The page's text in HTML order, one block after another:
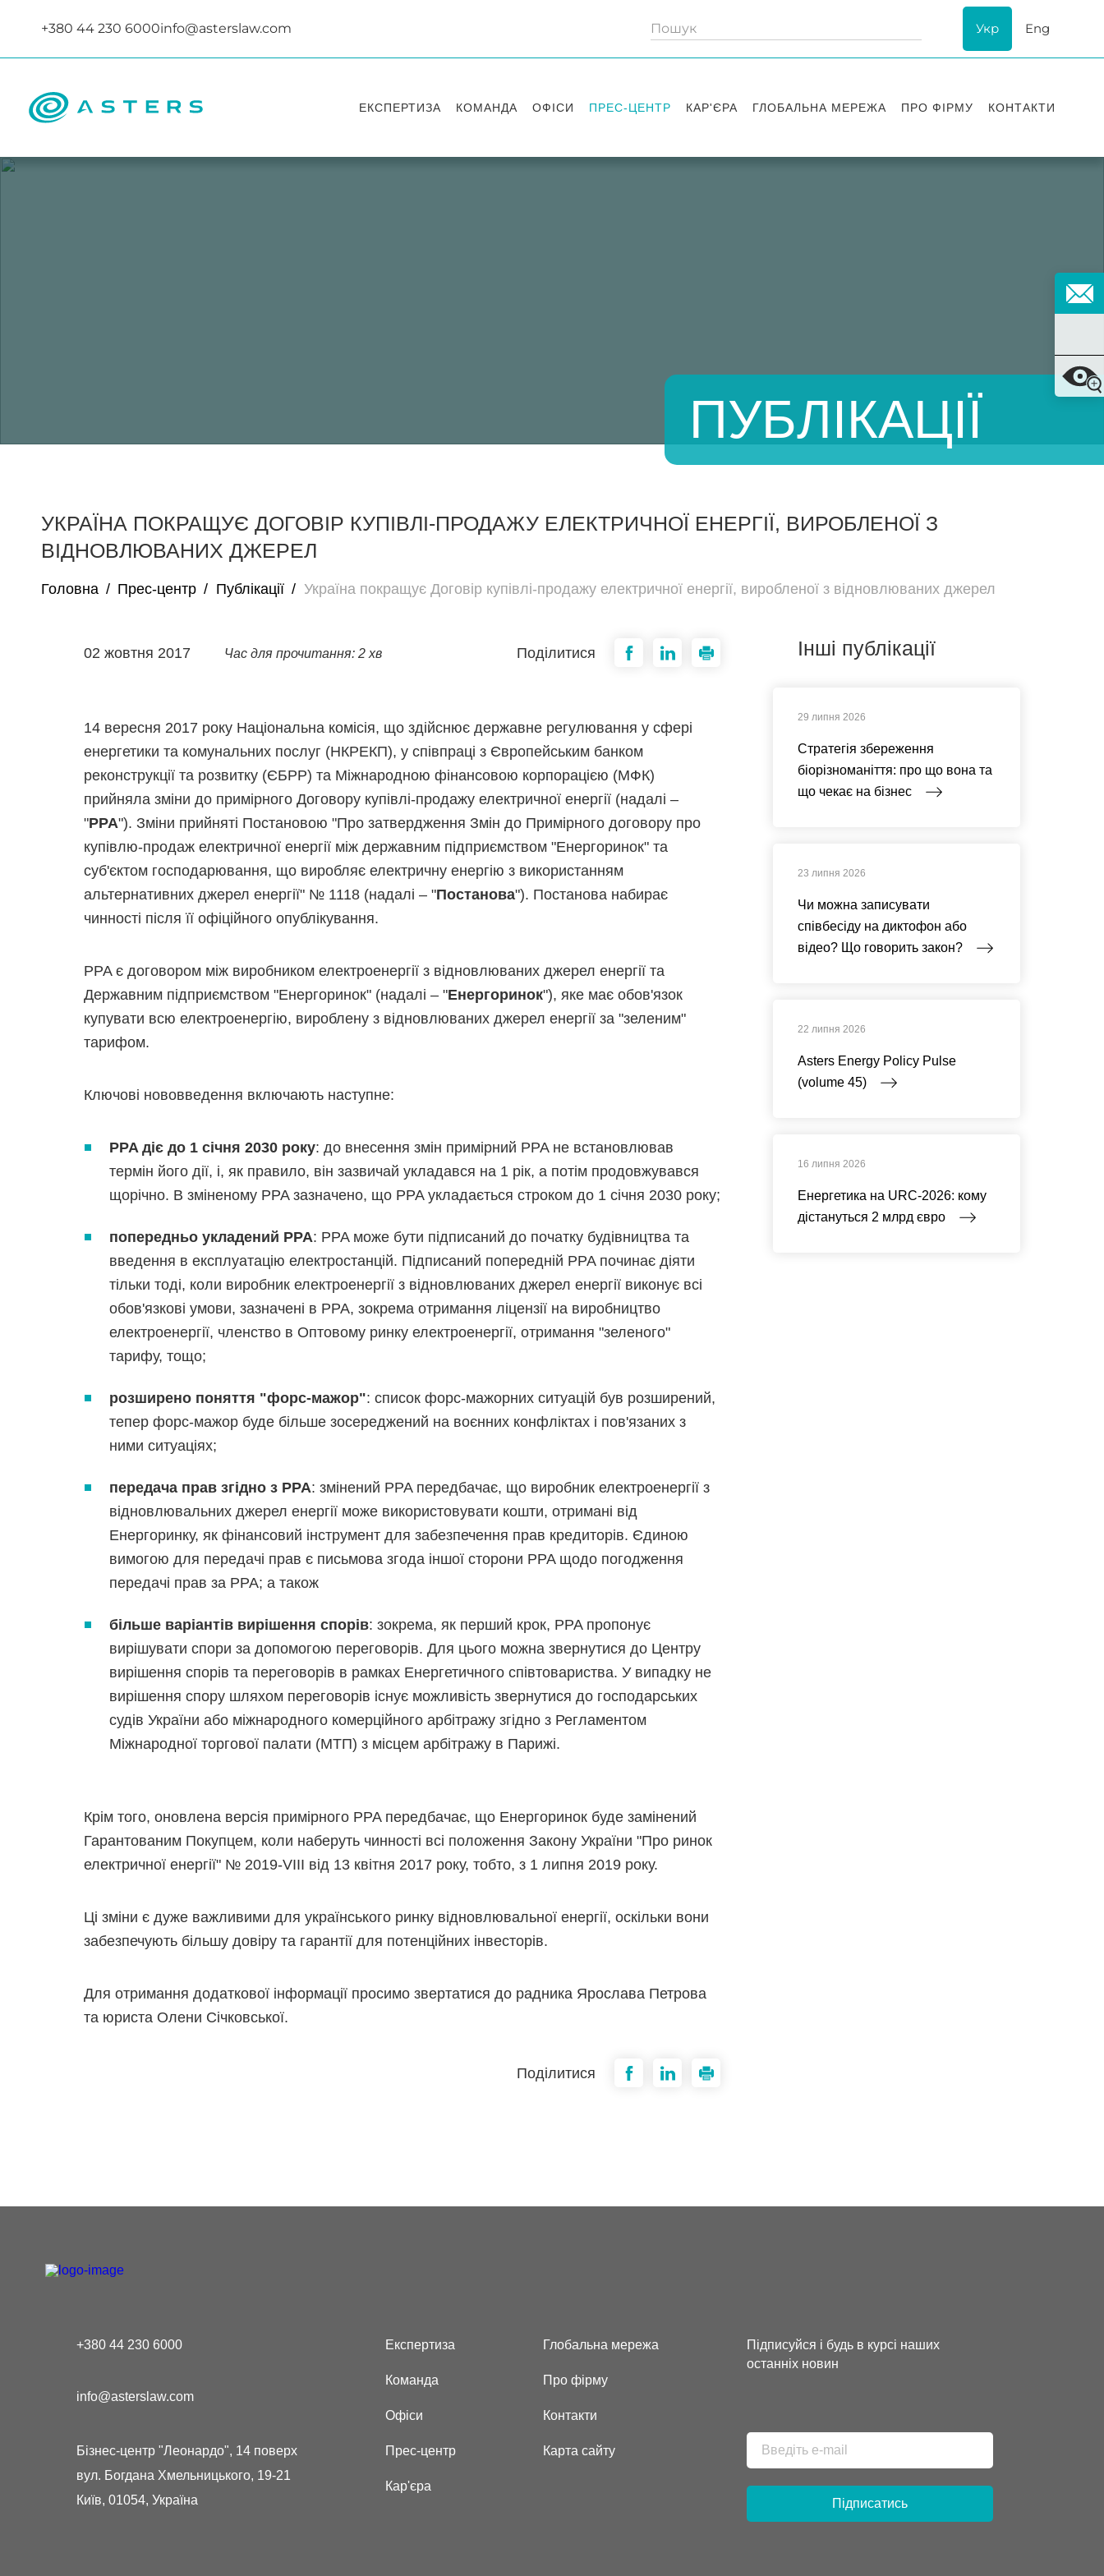
+380 44 230 6000info@asterslaw.com Укр Eng
ЕКСПЕРТИЗА КОМАНДА ОФІСИ ПРЕС-ЦЕНТР КАР'ЄРА ГЛОБАЛЬНА МЕРЕЖА ПРО ФІРМУ КОНТАКТИ
ПУБЛІКАЦІЇ
УКРАЇНА ПОКРАЩУЄ ДОГОВІР КУПІВЛІ-ПРОДАЖУ ЕЛЕКТРИЧНОЇ ЕНЕРГІЇ, ВИРОБЛЕНОЇ З
ВІДНОВЛЮВАНИХ ДЖЕРЕЛ
Головна / Прес-центр / Публікації / Україна покращує Договір купівлі-продажу електричної енергії, виробленої з відновлюваних джерел
02 жовтня 2017 Час для прочитання: 2 хв Поділитися
14 вересня 2017 року Національна комісія, що здійснює державне регулювання у сфері
енергетики та комунальних послуг (НКРЕКП), у співпраці з Європейським банком
реконструкції та розвитку (ЄБРР) та Міжнародною фінансовою корпорацією (МФК)
прийняла зміни до примірного Договору купівлі-продажу електричної енергії (надалі –
"PPA"). Зміни прийняті Постановою "Про затвердження Змін до Примірного договору про
купівлю-продаж електричної енергії між державним підприємством "Енергоринок" та
суб'єктом господарювання, що виробляє електричну енергію з використанням
альтернативних джерел енергії" № 1118 (надалі – "Постанова"). Постанова набирає
чинності після її офіційного опублікування.
PPA є договором між виробником електроенергії з відновлюваних джерел енергії та
Державним підприємством "Енергоринок" (надалі – "Енергоринок"), яке має обов'язок
купувати всю електроенергію, вироблену з відновлюваних джерел енергії за "зеленим"
тарифом.
Ключові нововведення включають наступне:
PPA діє до 1 січня 2030 року: до внесення змін примірний PPA не встановлював
термін його дії, і, як правило, він зазвичай укладався на 1 рік, а потім продовжувався
щорічно. В зміненому PPA зазначено, що PPA укладається строком до 1 січня 2030 року;
попередньо укладений PPA: PPA може бути підписаний до початку будівництва та
введення в експлуатацію електростанцій. Підписаний попередній PPA починає діяти
тільки тоді, коли виробник електроенергії з відновлюваних джерел енергії виконує всі
обов'язкові умови, зазначені в PPA, зокрема отримання ліцензії на виробництво
електроенергії, членство в Оптовому ринку електроенергії, отримання "зеленого"
тарифу, тощо;
розширено поняття "форс-мажор": список форс-мажорних ситуацій був розширений,
тепер форс-мажор буде більше зосереджений на воєнних конфліктах і пов'язаних з
ними ситуаціях;
передача прав згідно з PPA: змінений PPA передбачає, що виробник електроенергії з
відновлювальних джерел енергії може використовувати кошти, отримані від
Енергоринку, як фінансовий інструмент для забезпечення прав кредиторів. Єдиною
вимогою для передачі прав є письмова згода іншої сторони PPA щодо погодження
передачі прав за PPA; а також
більше варіантів вирішення спорів: зокрема, як перший крок, PPA пропонує
вирішувати спори за допомогою переговорів. Для цього можна звернутися до Центру
вирішення спорів та переговорів в рамках Енергетичного співтовариства. У випадку не
вирішення спору шляхом переговорів існує можливість звернутися до господарських
судів України або міжнародного комерційного арбітражу згідно з Регламентом
Міжнародної торгової палати (МТП) з місцем арбітражу в Парижі.
Крім того, оновлена версія примірного PPA передбачає, що Енергоринок буде замінений
Гарантованим Покупцем, коли наберуть чинності всі положення Закону України "Про ринок
електричної енергії" № 2019-VIII від 13 квітня 2017 року, тобто, з 1 липня 2019 року.
Ці зміни є дуже важливими для українського ринку відновлювальної енергії, оскільки вони
забезпечують більшу довіру та гарантії для потенційних інвесторів.
Для отримання додаткової інформації просимо звертатися до радника Ярослава Петрова
та юриста Олени Січковської.
Поділитися
Інші публікації
29 липня 2026
Стратегія збереження
біорізноманіття: про що вона та
що чекає на бізнес
23 липня 2026
Чи можна записувати
співбесіду на диктофон або
відео? Що говорить закон?
22 липня 2026
Asters Energy Policy Pulse
(volume 45)
16 липня 2026
Енергетика на URC-2026: кому
дістануться 2 млрд євро
+380 44 230 6000
info@asterslaw.com
Бізнес-центр "Леонардо", 14 поверх
вул. Богдана Хмельницького, 19-21
Київ, 01054, Україна
Експертиза
Команда
Офіси
Прес-центр
Кар'єра
Глобальна мережа
Про фірму
Контакти
Карта сайту
Підписуйся і будь в курсі наших
останніх новин
Підписатись